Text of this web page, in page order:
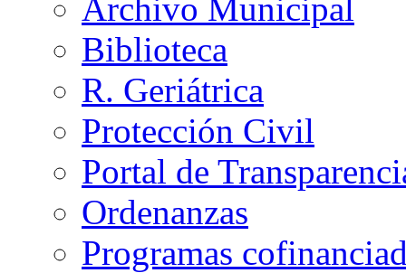
Archivo Municipal
Biblioteca
R. Geriátrica
Protección Civil
Portal de
Ordenanzas
Programas